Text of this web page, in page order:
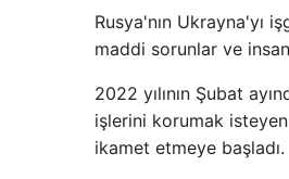
Rusya'nın Ukrayna'yı
maddi sorunlar ve
2022 yılının Şubat
işlerini korumak
ikamet etmeye başladı.